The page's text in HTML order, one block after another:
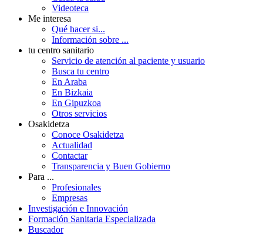
Videoteca
Me interesa
Qué hacer si...
Información sobre ...
tu centro sanitario
Servicio de atención al paciente y usuario
Busca tu centro
En Araba
En Bizkaia
En Gipuzkoa
Otros servicios
Osakidetza
Conoce Osakidetza
Actualidad
Contactar
Transparencia y Buen Gobierno
Para ...
Profesionales
Empresas
Investigación e Innovación
Formación Sanitaria Especializada
Buscador